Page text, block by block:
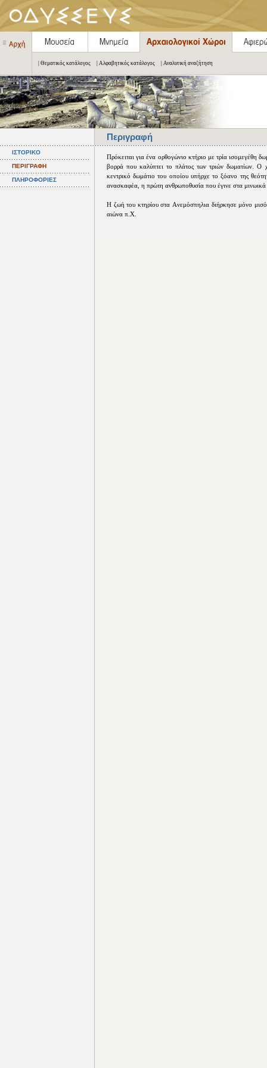
| Θεματικός κατάλογος | Αλφαβητικός κατάλογος | Αναλυτική αναζήτηση
Περιγραφή
ΙΣΤΟΡΙΚΟ
ΠΕΡΙΓΡΑΦΗ
ΠΛΗΡΟΦΟΡΙΕΣ
Πρόκειται για ένα ορθογώνιο κτήριο με τρία ισομεγέθη
βορρά που καλύπτει το πλάτος των τριών δωματίων. O
κεντρικό δωμάτιο του οποίου υπήρχε το ξόανο της
ανασκαφέα, η πρώτη ανθρωποθυσία που έγινε στα μινωικά
H ζωή του κτηρίου στα Aνεμόσπηλια διήρκησε μόνο
αιώνα π.X.